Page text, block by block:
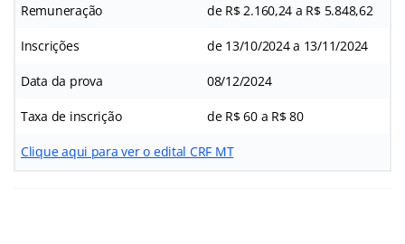
Remuneração de R$ 2.160,24 a R$ 5.848,62
Inscrições de 13/10/2024 a 13/11/2024
Data da prova 08/12/2024
Taxa de inscrição de R$ 60 a R$ 80
Clique aqui para ver o edital CRF MT